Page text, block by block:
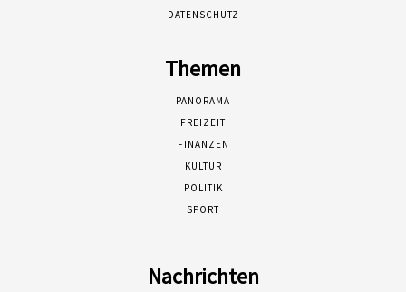
DATENSCHUTZ
Themen
PANORAMA
FREIZEIT
FINANZEN
KULTUR
POLITIK
SPORT
Nachrichten